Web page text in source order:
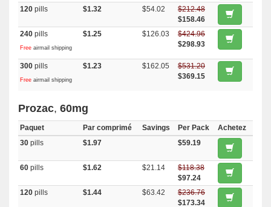
120 pills $1.32 $54.02
$212.48
$158.46
240 pills
Free airmail shipping
$1.25 $126.03
$424.96
$298.93
300 pills
Free airmail shipping
$1.23 $162.05
$531.20
$369.15
Prozac, 60mg
Paquet Par comprimé Savings Per Pack
Achetez
30 pills $1.97 $59.19
60 pills $1.62 $21.14
$118.38
$97.24
120 pills $1.44 $63.42
$236.76
$173.34